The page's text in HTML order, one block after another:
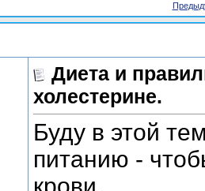
Диета и
холестерине.
Буду в этой
питанию -